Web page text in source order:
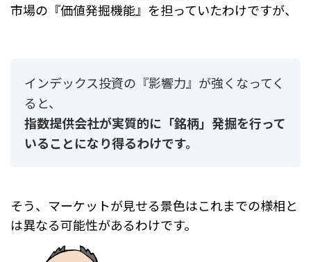
市場の『価値発掘機能』を担っていたわけですが、
インデックス投資の『影響力』が強くなってく
ると、
指数提供会社が実質的に「銘柄」発掘を行って
いることになり得るわけです。
そう、マーケットが見せる景色はこれまでの様相と
は異なる可能性があるわけです。